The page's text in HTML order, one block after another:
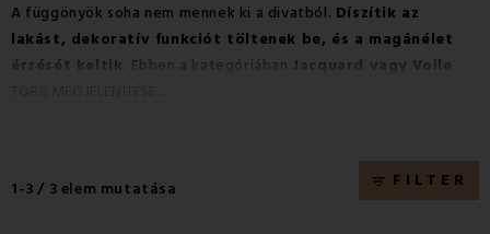
A függönyök soha nem mennek ki a divatból. Díszítik az
lakást, dekoratív funkciót töltenek be, és a magánélet
érzését keltik . Ebben a kategóriában Jacquard vagy Voile
kivitelű függönyöket
könnyen karbantarthatóak.
Számos méretet, mintát, méretet és lehetőséget kínálunk.
TÖBB MEGJELENÍTÉSE...
filter_list FILTER
1-3 / 3 elem mutatása